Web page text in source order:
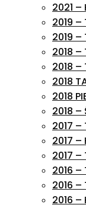
2021 –
2019 –
2019 –
2018 –
2018 –
2018
2018
2018 –
2017 –
2017 –
2017 –
2016 –
2016 –
2016 –